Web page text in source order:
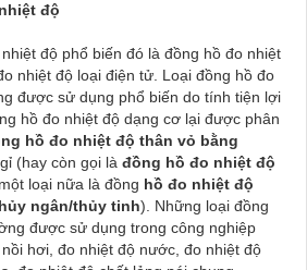
độ
độ phổ biến đó là đồng hồ đo nhiệt
nhiệt độ loại điện tử. Loại đồng hồ đo
được sử dụng phổ biến do tính tiện lợi
hồ đo nhiệt độ dạng cơ lại được phân
hồ đo nhiệt độ thân vỏ bằng
(hay còn gọi là đồng hồ đo nhiệt độ
loại nữa là đồng hồ đo nhiệt độ
ngân/thủy tinh). Những loại đồng
được sử dụng trong công nghiệp
hơi, đo nhiệt độ nước, đo nhiệt độ